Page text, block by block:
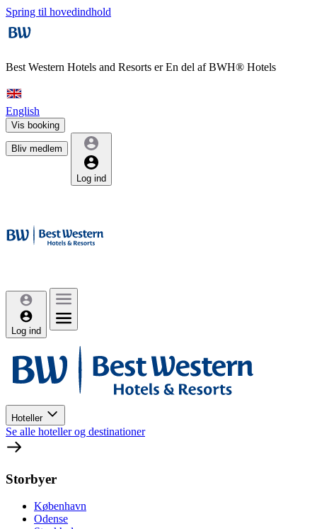
Spring til hovedindhold
Best Western Hotels and Resorts erEn del af BWH® Hotels
English
Vis booking
Bliv medlem
Log ind
Log ind
Hoteller
Se alle hoteller og destinationer
Storbyer
København
Odense